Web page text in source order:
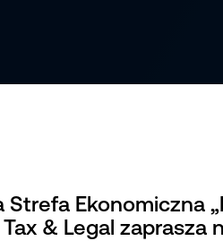
Ekonomiczna
& Legal zaprasza